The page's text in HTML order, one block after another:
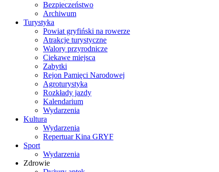
Bezpieczeństwo
Archiwum
Turystyka
Powiat gryfiński na rowerze
Atrakcje turystyczne
Walory przyrodnicze
Ciekawe miejsca
Zabytki
Rejon Pamięci Narodowej
Agroturystyka
Rozkłady jazdy
Kalendarium
Wydarzenia
Kultura
Wydarzenia
Repertuar Kina GRYF
Sport
Wydarzenia
Zdrowie